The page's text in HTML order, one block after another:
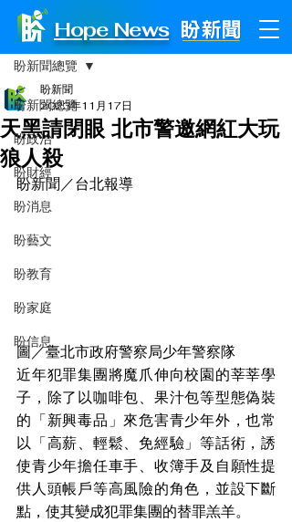
Hope News
文章
盼新聞總覽
盼政治
盼財經
盼消息
盼藝文
盼教育
盼家庭
盼信息
盼新聞總覽
天黑請閉眼 北市警邀網紅大玩
狼人殺
盼新聞
2023年11月17日
盼新聞／台北報導
圖／臺北市政府警察局少年警察隊
近年犯罪集團將魔爪伸向校園的莘莘學
子，除了以咖啡包、果汁包等型態偽裝
的「新興毒品」來危害青少年外，也常
以「高薪、輕鬆、免經驗」等話術，誘
使青少年擔任車手、收簿手及自願性提
供人頭帳戶等高風險的角色，並設下斷
點，使其變成犯罪集團的替罪羔羊。